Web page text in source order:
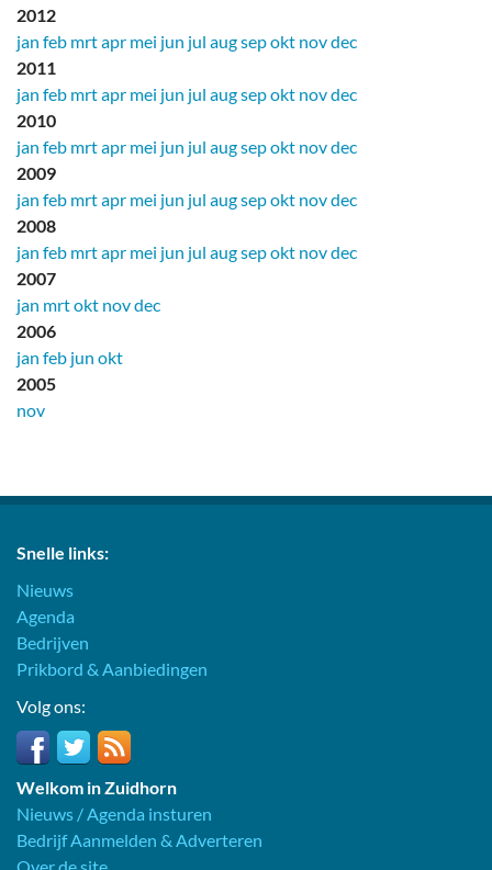
2012
jan feb mrtapr mei jun jul augsepokt novdec
2011
jan feb mrtapr mei jun jul augsepokt novdec
2010
jan feb mrtapr mei jun jul augsepokt novdec
2009
jan feb mrtapr mei jun jul augsepokt novdec
2008
jan feb mrtapr mei jun jul augsepokt novdec
2007
jan mrtokt novdec
2006
jan feb jun okt
2005
nov
Snelle links:
Nieuws
Agenda
Bedrijven
Prikbord & Aanbiedingen
Volg ons:
Welkom in Zuidhorn
Nieuws / Agenda insturen
Bedrijf Aanmelden & Adverteren
Over de site